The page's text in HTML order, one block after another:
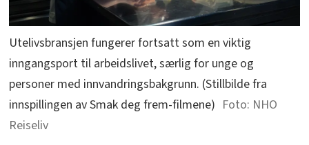
Utelivsbransjen fungerer fortsatt som en viktig
inngangsport til arbeidslivet, særlig for unge og
personer med innvandringsbakgrunn. (Stillbilde fra
innspillingen av Smak deg frem-filmene)
NHO
Reiseliv